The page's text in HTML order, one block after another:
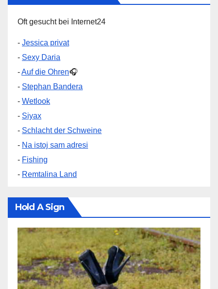
Oft gesucht bei Internet24
- Jessica privat
- Sexy Daria
-Auf die Ohren🎧
- Stephan Bandera
- Wetlook
- Siyax
- Schlacht der Schweine
- Na istoj sam adresi
- Fishing
- Remtalina Land
Hold A Sign